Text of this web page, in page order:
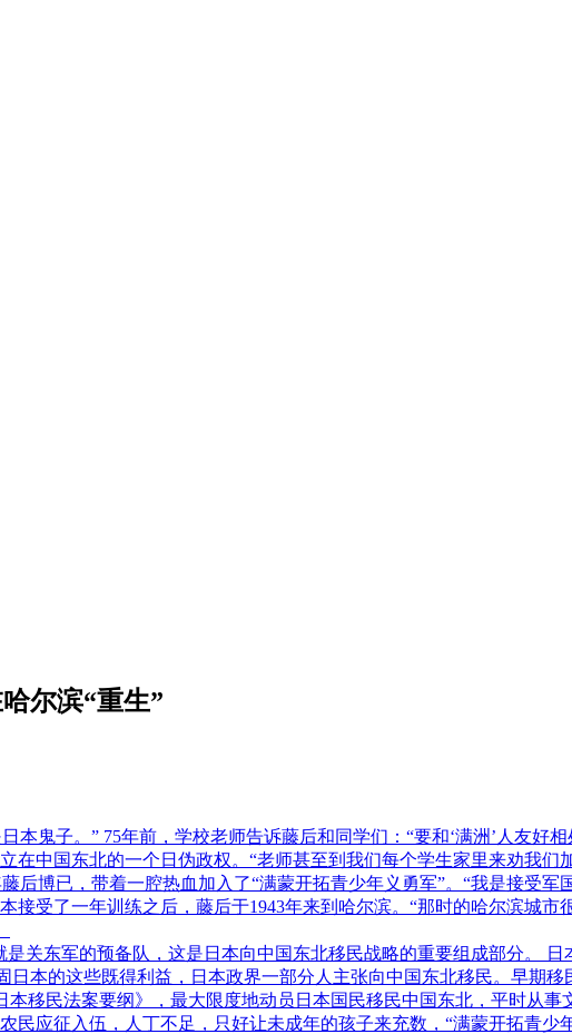
尔滨“重生”
本鬼子。” 75年前，学校老师告诉藤后和同学们：“要和‘满洲’人友好
在中国东北的一个日伪政权。“老师甚至到我们每个学生家里来劝我们
后博已，带着一腔热血加入了“满蒙开拓青少年义勇军”。“我是接受
接受了一年训练之后，藤后于1943年来到哈尔滨。“那时的哈尔滨城
关东军的预备队，这是日本向中国东北移民战略的重要组成部分。
本的这些既得利益，日本政界一部分人主张向中国东北移民。早期移
移民法案要纲》，最大限度地动员日本国民移民中国东北，平时从
民应征入伍，人丁不足，只好让未成年的孩子来充数，“满蒙开拓青